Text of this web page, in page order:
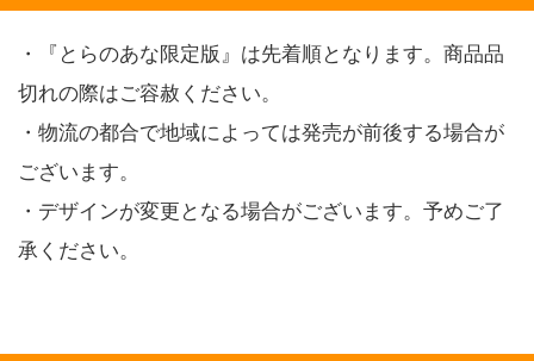
・『とらのあな限定版』は先着順となります。商品品
切れの際はご容赦ください。
・物流の都合で地域によっては発売が前後する場合が
ございます。
・デザインが変更となる場合がございます。予めご了
承ください。